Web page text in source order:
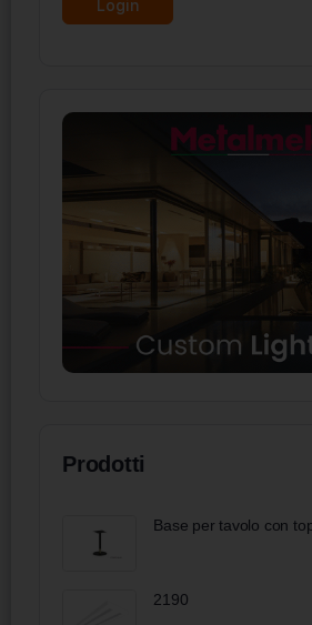
Prodotti
Base per tavolo con
2190